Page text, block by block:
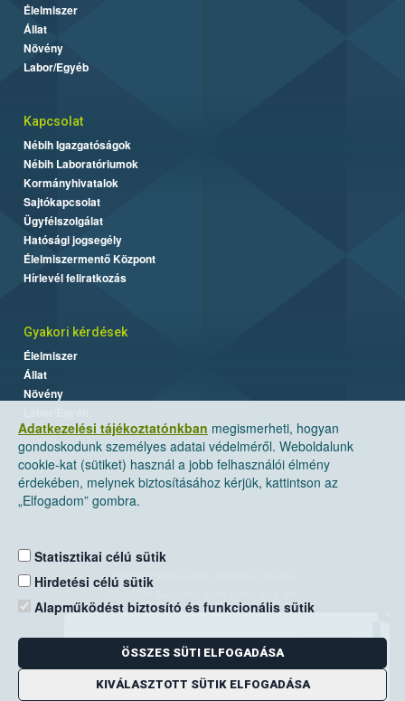
Adatkezelési tájékoztatónkban megismerheti, hogyan
gondoskodunk személyes adatai védelméről. Weboldalunk
cookie-kat (sütiket) használ a jobb felhasználói élmény
érdekében, melynek biztosításához kérjük, kattintson az
„Elfogadom” gombra.
Statisztikai célú sütik
Hirdetési célú sütik
Alapműködést biztosító és funkcionális sütik
ÖSSZES SÜTI ELFOGADÁSA
KIVÁLASZTOTT SÜTIK ELFOGADÁSA
Élelmiszer
Állat
Növény
Labor/Egyéb
Kapcsolat
Nébih Igazgatóságok
Nébih Laboratóriumok
Kormányhivatalok
Sajtókapcsolat
Ügyfélszolgálat
Hatósági jogsegély
Élelmiszermentő Központ
Hírlevél feliratkozás
Gyakori kérdések
Élelmiszer
Állat
Növény
Nemzeti Élelmiszerlánc-biztonsági Hivatal
Levelezési cím: 1525 Budapest. Pf. 30.
E-mail:ugyfelszolgalat@nebih.gov.hu
Zöld szám: 06-80/263-244
Telefon: 06-1/ 336-9000